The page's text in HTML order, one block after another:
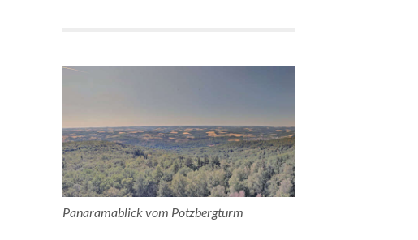
Panaramablick vom Potzbergturm